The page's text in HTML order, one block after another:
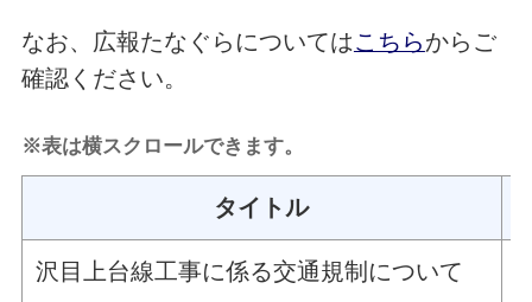
なお、広報たなぐらについてはこちらからご
確認ください。
※表は横スクロールできます。
タイトル
沢目上台線工事に係る交通規制について